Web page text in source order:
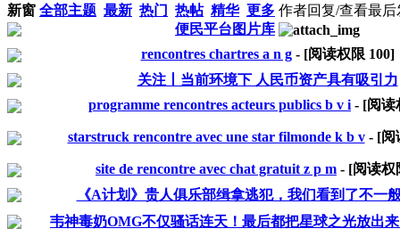
新窗 全部主题 最新 热门 热帖 精华 更多 作者回复/查看最后
便民平台图片库
rencontres chartres a n g- [阅读权限 100]
关注丨当前环境下 人民币资产具有吸引力
programme rencontres acteurs publics b v i - [阅
starstruck rencontre avec une star filmonde k b v- [阅
site de rencontre avec chat gratuit z p m - [阅读
《A计划》贵人俱乐部缉拿逃犯，我们看到了不一
韦神毒奶OMG不仅骚话连天！最后都把星球之光放出